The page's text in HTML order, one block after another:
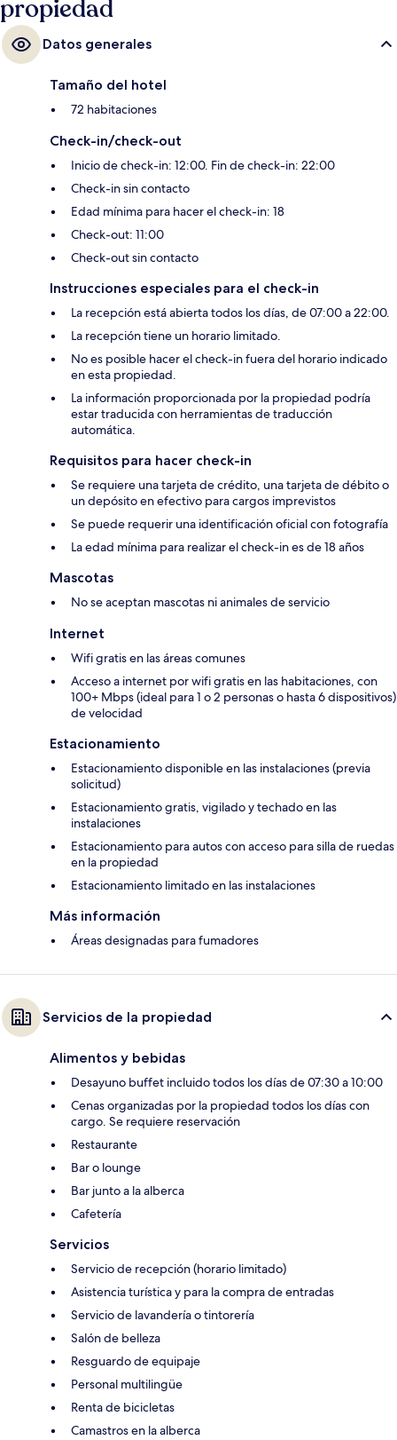
propiedad
Datos generales
Tamaño del hotel
72 habitaciones
Check-in/check-out
Inicio de check-in: 12:00. Fin de check-in: 22:00
Check-in sin contacto
Edad mínima para hacer el check-in: 18
Check-out: 11:00
Check-out sin contacto
Instrucciones especiales para el check-in
La recepción está abierta todos los días, de 07:00 a 22:00.
La recepción tiene un horario limitado.
No es posible hacer el check-in fuera del horario indicado
en esta propiedad.
La información proporcionada por la propiedad podría
estar traducida con herramientas de traducción
automática.
Requisitos para hacer check-in
Se requiere una tarjeta de crédito, una tarjeta de débito o
un depósito en efectivo para cargos imprevistos
Se puede requerir una identificación oficial con fotografía
La edad mínima para realizar el check-in es de 18 años
Mascotas
No se aceptan mascotas ni animales de servicio
Internet
Wifi gratis en las áreas comunes
Acceso a internet por wifi gratis en las habitaciones, con
100+ Mbps (ideal para 1 o 2 personas o hasta 6 dispositivos)
de velocidad
Estacionamiento
Estacionamiento disponible en las instalaciones (previa
solicitud)
Estacionamiento gratis, vigilado y techado en las
instalaciones
Estacionamiento para autos con acceso para silla de ruedas
en la propiedad
Estacionamiento limitado en las instalaciones
Más información
Áreas designadas para fumadores
Servicios de la propiedad
Alimentos y bebidas
Desayuno buffet incluido todos los días de 07:30 a 10:00
Cenas organizadas por la propiedad todos los días con
cargo. Se requiere reservación
Restaurante
Bar o lounge
Bar junto a la alberca
Cafetería
Servicios
Servicio de recepción (horario limitado)
Asistencia turística y para la compra de entradas
Servicio de lavandería o tintorería
Salón de belleza
Resguardo de equipaje
Personal multilingüe
Renta de bicicletas
Camastros en la alberca